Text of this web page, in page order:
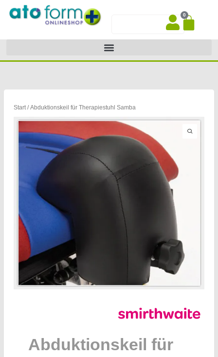
Inhalt
0
Start/ Abduktionskeil für Therapiestuhl Samba
Abduktionskeil für